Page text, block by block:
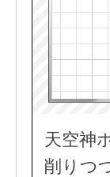
天空神
削りつ